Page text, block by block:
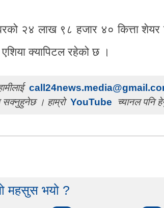
२४ लाख ९८ हजार ४० कित्ता शेयर
क्यापिटल रहेको छ ।
सक्नुहुनेछ । हाम्रो YouTube च्यानल पनि
महसुस भयो ?